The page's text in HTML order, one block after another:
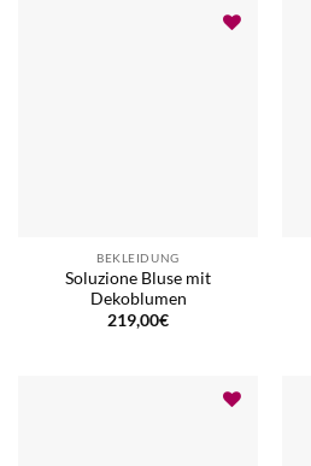
BEKLEIDUNG
Soluzione Bluse mit
Dekoblumen
219,00€